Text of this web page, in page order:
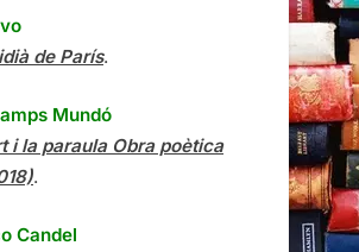
de París.
Mundó
i la paraula Obra poètica
.
Candel